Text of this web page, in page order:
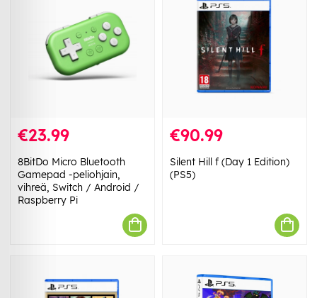
€23.99
8BitDo Micro Bluetooth
Gamepad -peliohjain,
vihreä, Switch / Android /
Raspberry Pi
€90.99
Silent Hill f (Day 1 Edition)
(PS5)